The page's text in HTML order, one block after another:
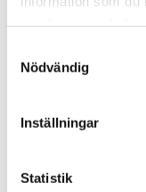
Nödvändig
Inställningar
Statistik
1966
Bjälklag:
Tak: